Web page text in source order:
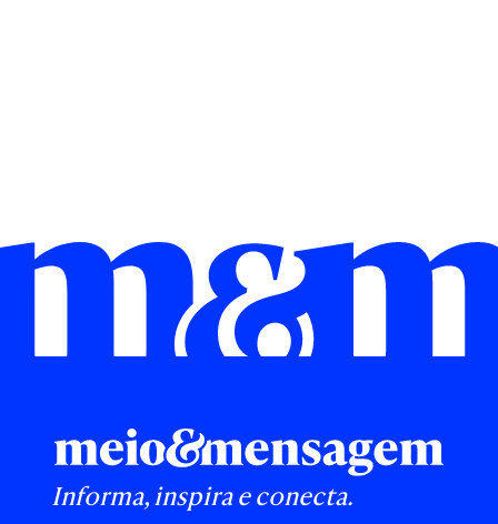
Informa, inspira e conecta.